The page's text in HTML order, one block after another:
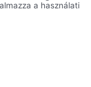
a használati